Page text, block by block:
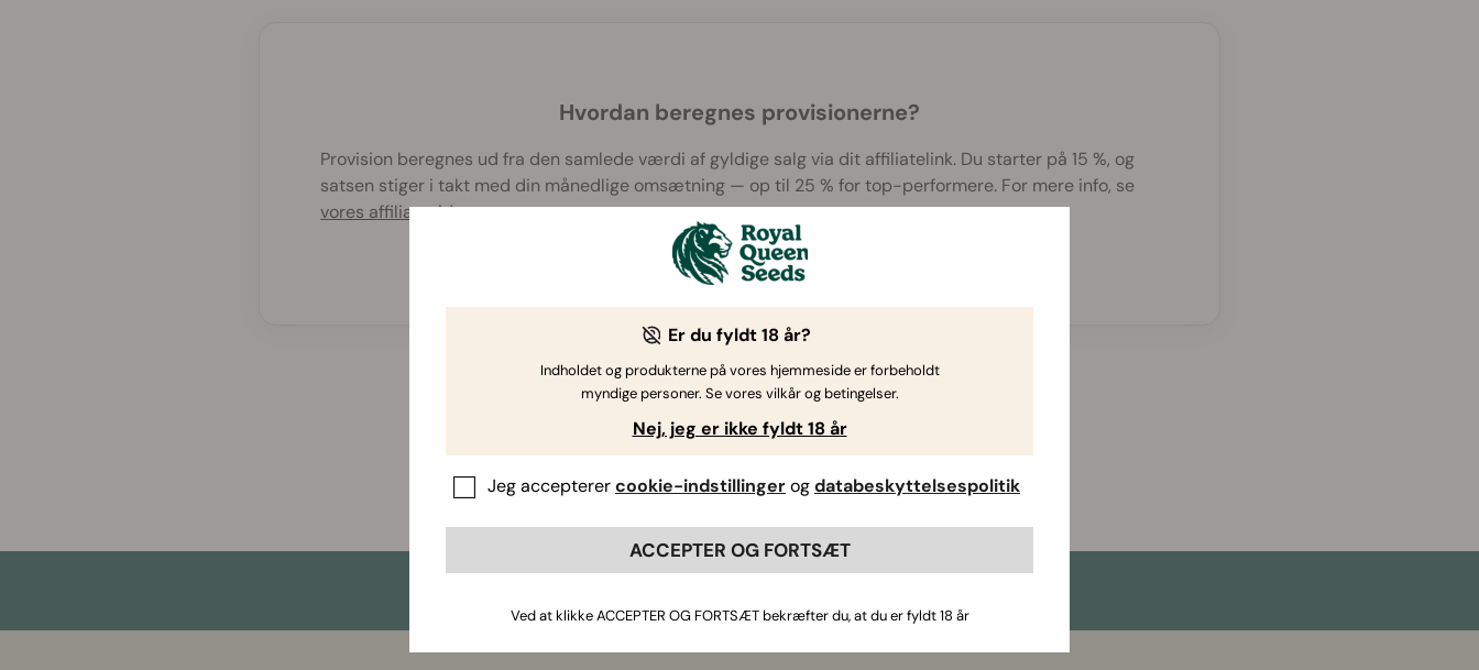
Hvordan beregnes provisionerne?
Provision beregnes ud fra den samlede værdi af gyldige salg via dit affiliatelink. Du starter på 15 %, og
satsen stiger i takt med din månedlige omsætning — op til 25 % for top-performere. For mere info, se
vores affiliateside.
Er du fyldt 18 år?
Indholdet og produkterne på vores hjemmeside er forbeholdt
myndige personer. Se vores vilkår og betingelser.
Nej, jeg er ikke fyldt 18 år
Jeg accepterercookie-indstillingerogdatabeskyttelsespolitik
ACCEPTER OG FORTSÆT
Ved at klikke ACCEPTER OG FORTSÆT bekræfter du, at du er fyldt 18 år